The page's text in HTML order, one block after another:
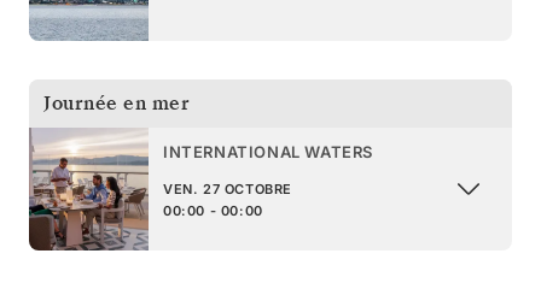
Journée en mer
INTERNATIONAL WATERS
VEN. 27 OCTOBRE
00:00 - 00:00